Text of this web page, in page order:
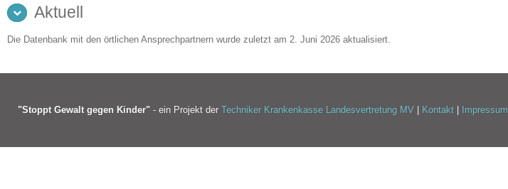
Aktuell
Die Datenbank mit den örtlichen Ansprechpartnern wurde zuletzt am 2. Juni 2026 aktualisiert.
"Stoppt Gewalt gegen Kinder" - ein Projekt der Techniker Krankenkasse Landesvertretung MV Kontakt Impressum